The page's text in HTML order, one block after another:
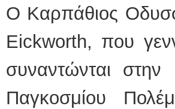
Ο Καρπάθιος
Eickworth, που
συναντώνται
Παγκοσμίου